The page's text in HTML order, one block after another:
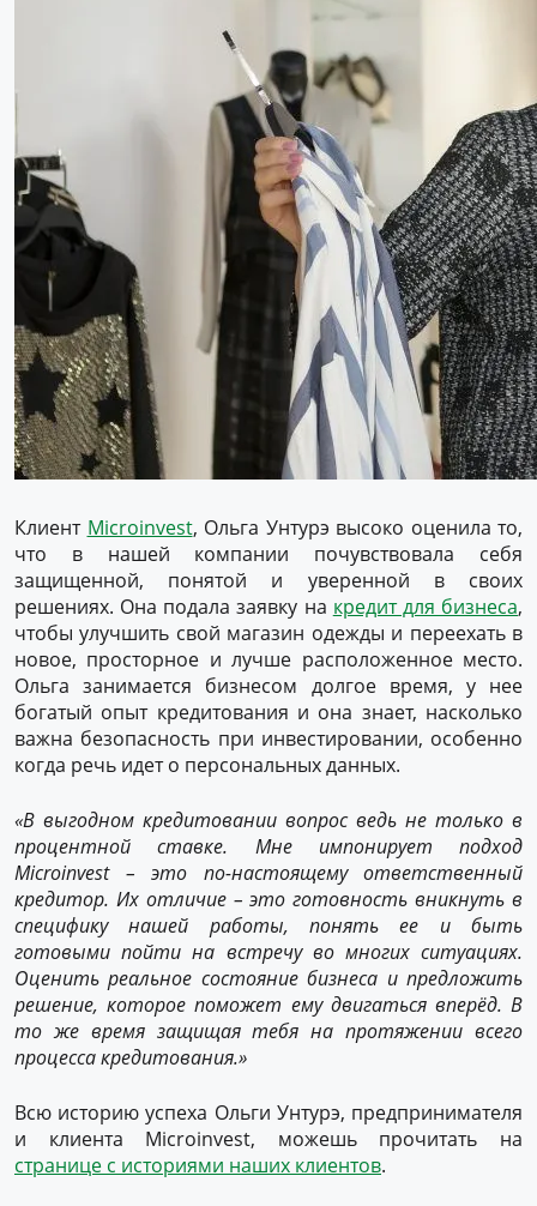
Клиент Microinvest, Ольга Унтурэ высоко оценила то,
что в нашей компании почувствовала себя
защищенной, понятой и уверенной в своих
решениях. Она подала заявку на кредит для бизнеса,
чтобы улучшить свой магазин одежды и переехать в
новое, просторное и лучше расположенное место.
Ольга занимается бизнесом долгое время, у нее
богатый опыт кредитования и она знает, насколько
важна безопасность при инвестировании, особенно
когда речь идет о персональных данных.
«В выгодном кредитовании вопрос ведь не только в
процентной ставке. Мне импонирует подход
Microinvest
– это по-настоящему ответственный
кредитор. Их отличие – это готовность вникнуть в
специфику нашей работы, понять ее и быть
готовыми пойти на встречу во многих ситуациях.
Оценить реальное состояние бизнеса и предложить
решение, которое поможет ему двигаться вперёд. В
то же время защищая тебя на протяжении всего
процесса кредитования.»
Всю историю успеха Ольги Унтурэ, предпринимателя
и клиента Microinvest, можешь прочитать на
странице с историями наших клиентов.